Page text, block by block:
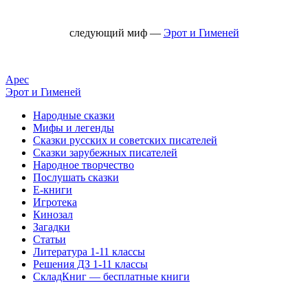
следующий миф — Эрот и Гименей
Арес
Эрот и Гименей
Народные сказки
Мифы и легенды
Сказки русских и советских писателей
Сказки зарубежных писателей
Народное творчество
Послушать сказки
Е-книги
Игротека
Кинозал
Загадки
Статьи
Литература 1-11 классы
Решения ДЗ 1-11 классы
СкладКниг — бесплатные книги